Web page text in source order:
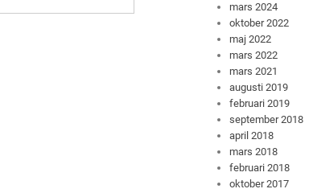
mars 2024
oktober 2022
maj 2022
mars 2022
mars 2021
augusti 2019
februari 2019
september 2018
april 2018
mars 2018
februari 2018
oktober 2017